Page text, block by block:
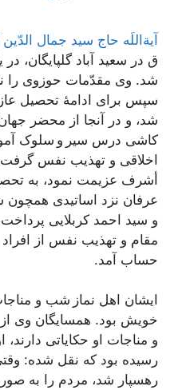
آیةاللَه حاج سید جمال الدّین
ق در سعید آباد گلپایگان،
شد. وی مقدّمات حوزوی را
سپس برای ادامۀ تحصیل
شد، و در آنجا از محضر
کاشی درس سیر و سلوک
اخلاقی و تهذیب نفس
أشرف عزیمت نمود، به
عرفان نزد اساتیدی
و سید احمد کربلایی
مقام و تهذیب نفس از
حساب آمد.
ایشان اهل نماز شب و
خویش بود. همسایگان وی
و مناجات او حکایاتی
رسیده بود که نقل شده:
رهسپار شد، مردم را به